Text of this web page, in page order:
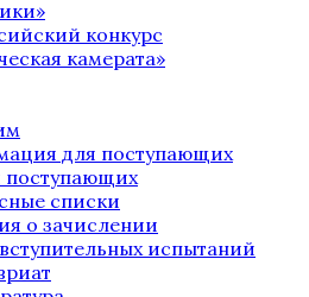
конкурс
камерата»
для поступающих
поступающих
списки
о зачислении
испытаний